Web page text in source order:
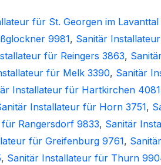
für St. Georgen im
9981, Sanitär
für Reingers 3863,
für Melk 3390, Sanitär
Installateur für Hartkirchen 4081
Installateur für Horn 3751,
Rangersdorf 9833, Sanitär
für Greifenburg 9761,
, Sanitär Installateur für Thurn